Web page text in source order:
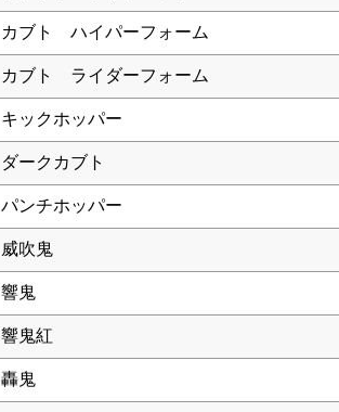
カブト ハイパーフォーム
カブト ライダーフォーム
キックホッパー
ダークカブト
パンチホッパー
威吹鬼
響鬼
響鬼紅
轟鬼